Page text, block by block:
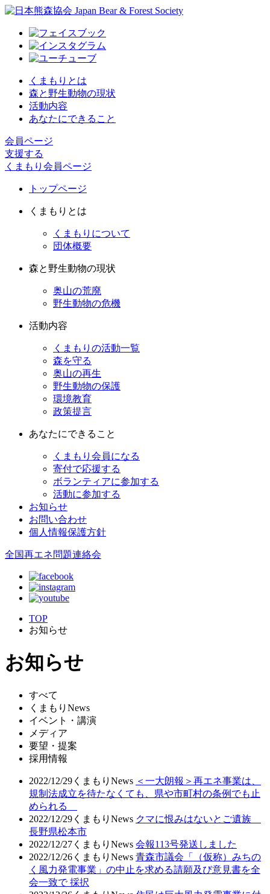
くまもりとは
森と野生動物の現状
活動内容
あなたにできること
会員ページ
支援する
くまもり会員ページ
トップページ
くまもりとは
くまもりについて
団体概要
森と野生動物の現状
奥山の荒廃
野生動物の危機
活動内容
くまもりの活動一覧
森を守る
奥山の再生
野生動物の保護
環境教育
政策提言
あなたにできること
くまもり会員になる
寄付で応援する
ボランティアに参加する
活動に参加する
お知らせ
お問い合わせ
個人情報保護方針
全国再エネ問題連絡会
TOP
お知らせ
お知らせ
すべて
くまもりNews
イベント・講演
メディア
要望・提案
採用情報
2022/12/29 くまもりNews ＜一大朗報＞再エネ事業は、
規制法成立を待たなくても、県や市町村の条例でも止
められる
2022/12/29 くまもりNews クマに恨みはないとご遺族
長野県松本市
2022/12/27 くまもりNews 会報113号発送しました
2022/12/26 くまもりNews 青森市議会「（仮称）みちの
く風力発電事業」の中止を求める請願及び意見書を全
会一致で 採択